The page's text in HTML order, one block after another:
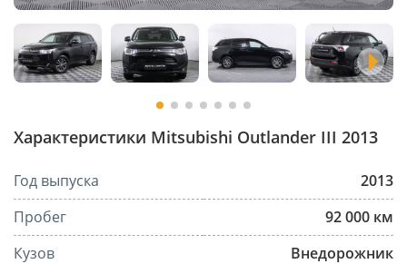
Характеристики Mitsubishi Outlander III 2013
Год выпуска
2013
Пробег
92 000 км
Кузов
Внедорожник